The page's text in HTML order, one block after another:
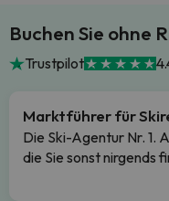
Buchen Sie ohne
Trustpilot
Marktführer für
Die Ski-Agentur Nr. 1.
die Sie sonst nirgends